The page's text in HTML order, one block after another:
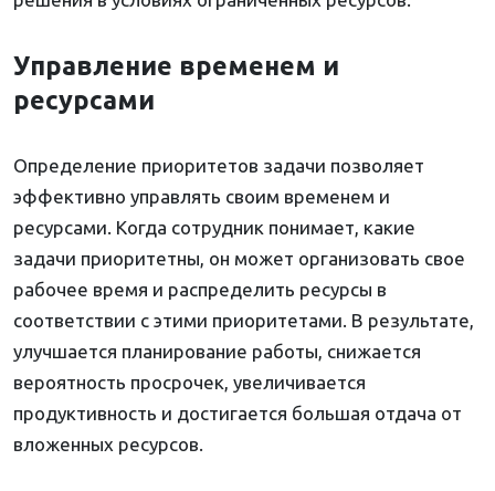
Управление временем и
ресурсами
Определение приоритетов задачи позволяет
эффективно управлять своим временем и
ресурсами. Когда сотрудник понимает, какие
задачи приоритетны, он может организовать свое
рабочее время и распределить ресурсы в
соответствии с этими приоритетами. В результате,
улучшается планирование работы, снижается
вероятность просрочек, увеличивается
продуктивность и достигается большая отдача от
вложенных ресурсов.